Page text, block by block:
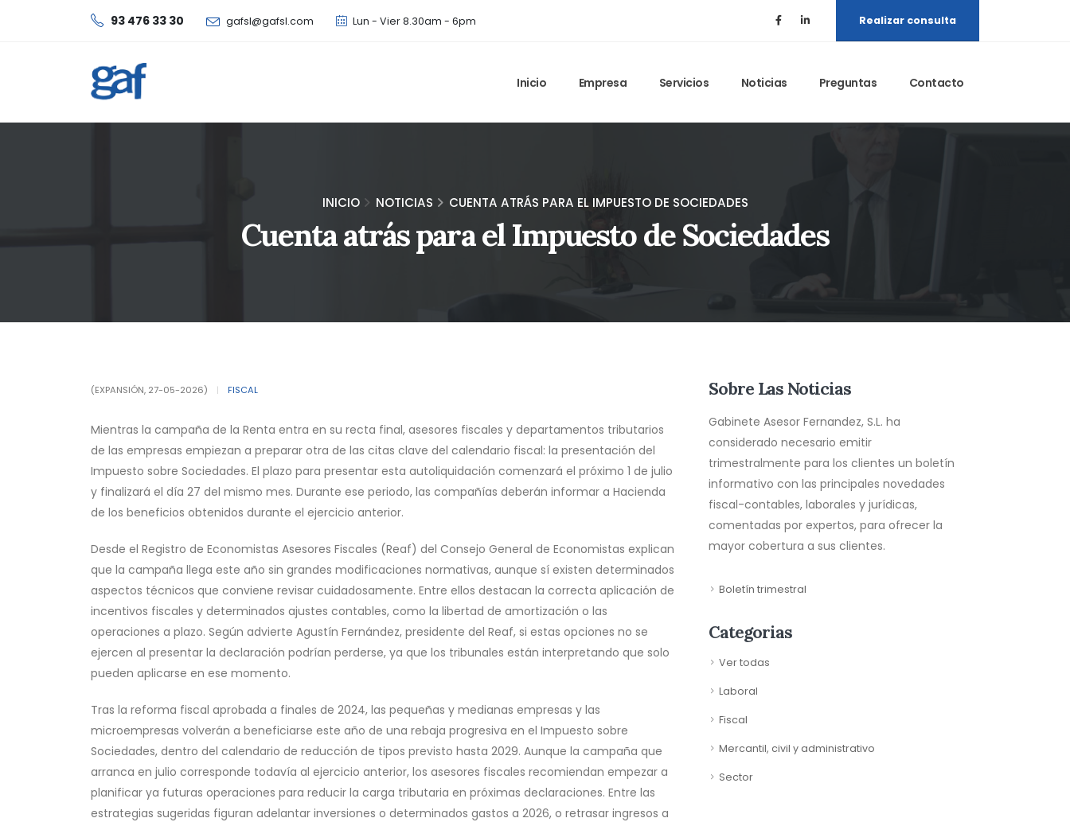
93 476 33 30 gafsl@gafsl.com Lun - Vier 8.30am - 6pm Realizar consulta
Inicio Empresa Servicios Noticias Preguntas Contacto
INICIO NOTICIAS CUENTA ATRÁS PARA EL IMPUESTO DE SOCIEDADES
Cuenta atrás para el Impuesto de Sociedades
(EXPANSIÓN, 27-05-2026) | FISCAL
Mientras la campaña de la Renta entra en su recta final, asesores fiscales y departamentos tributarios
de las empresas empiezan a preparar otra de las citas clave del calendario fiscal: la presentación del
Impuesto sobre Sociedades. El plazo para presentar esta autoliquidación comenzará el próximo 1 de julio
y finalizará el día 27 del mismo mes. Durante ese periodo, las compañías deberán informar a Hacienda
de los beneficios obtenidos durante el ejercicio anterior.
Desde el Registro de Economistas Asesores Fiscales (Reaf) del Consejo General de Economistas explican
que la campaña llega este año sin grandes modificaciones normativas, aunque sí existen determinados
aspectos técnicos que conviene revisar cuidadosamente. Entre ellos destacan la correcta aplicación de
incentivos fiscales y determinados ajustes contables, como la libertad de amortización o las
operaciones a plazo. Según advierte Agustín Fernández, presidente del Reaf, si estas opciones no se
ejercen al presentar la declaración podrían perderse, ya que los tribunales están interpretando que solo
pueden aplicarse en ese momento.
Tras la reforma fiscal aprobada a finales de 2024, las pequeñas y medianas empresas y las
microempresas volverán a beneficiarse este año de una rebaja progresiva en el Impuesto sobre
Sociedades, dentro del calendario de reducción de tipos previsto hasta 2029. Aunque la campaña que
arranca en julio corresponde todavía al ejercicio anterior, los asesores fiscales recomiendan empezar a
planificar ya futuras operaciones para reducir la carga tributaria en próximas declaraciones. Entre las
estrategias sugeridas figuran adelantar inversiones o determinados gastos a 2026, o retrasar ingresos a
Sobre Las Noticias
Gabinete Asesor Fernandez, S.L. ha
considerado necesario emitir
trimestralmente para los clientes un boletín
informativo con las principales novedades
fiscal-contables, laborales y jurídicas,
comentadas por expertos, para ofrecer la
mayor cobertura a sus clientes.
Boletín trimestral
Categorias
Ver todas
Laboral
Fiscal
Mercantil, civil y administrativo
Sector